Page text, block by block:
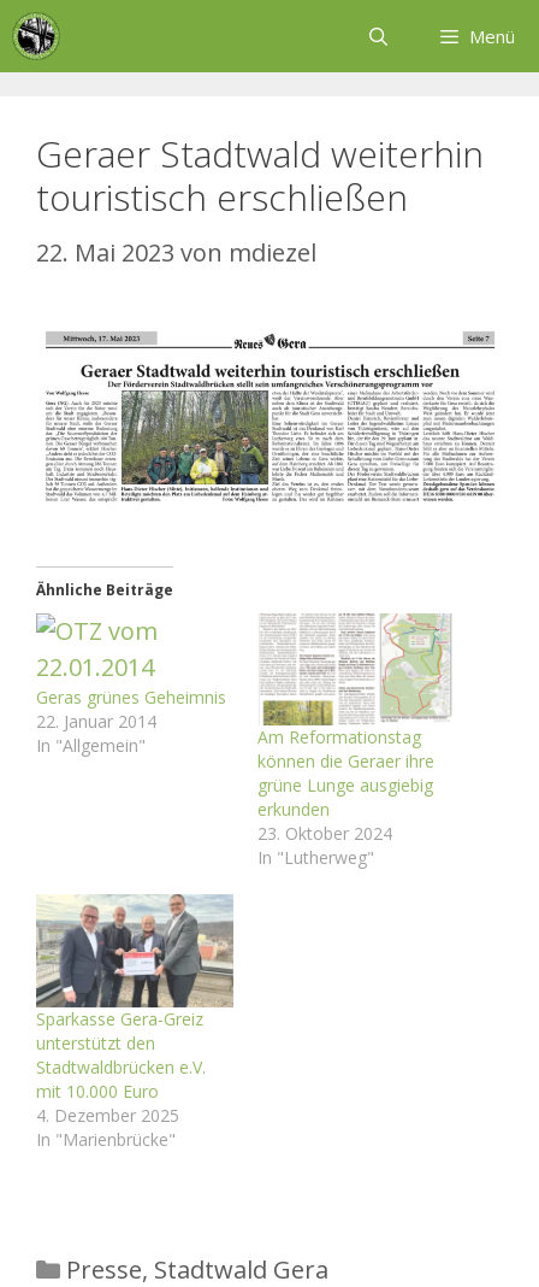
Zum
Inhalt
Menü
Geraer Stadtwald weiterhin
touristisch erschließen
22. Mai 2023 von mdiezel
Ähnliche Beiträge
Geras grünes Geheimnis
22. Januar 2014
In "Allgemein"
Am Reformationstag
können die Geraer ihre
grüne Lunge ausgiebig
erkunden
23. Oktober 2024
In "Lutherweg"
Sparkasse Gera-Greiz
unterstützt den
Stadtwaldbrücken e.V.
mit 10.000 Euro
4. Dezember 2025
In "Marienbrücke"
Kategorien
Presse, Stadtwald Gera